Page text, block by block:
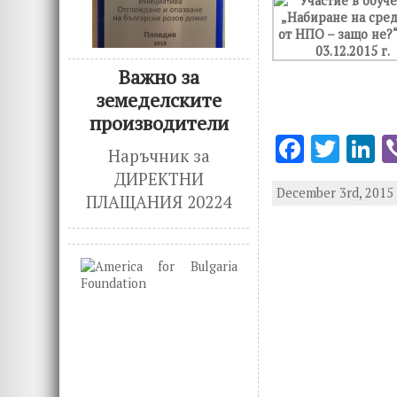
Важно за
земеделските
производители
Наръчник за
ДИРЕКТНИ
ПЛАЩАНИЯ 20224
F
ac
e
T
w
it
n
k
December 3rd,